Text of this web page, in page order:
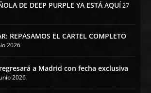
DE DEEP PURPLE YA ESTÁ AQUÍ 27
REPASAMOS EL CARTEL COMPLETO
2026
regresará a Madrid con fecha exclusiva
2026